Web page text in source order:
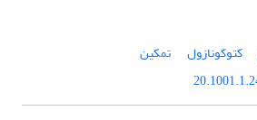
کتوکونازول
تمکین